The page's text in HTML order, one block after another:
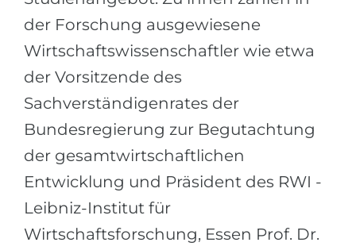
Наши студенты успешно поступают
КОНСУЛЬТАЦИЯ!
ЗАПИСАТЬСЯ НА КОНСУЛЬТАЦИЮ
der Forschung ausgewiesene
Wirtschaftswissenschaftler wie etwa
der Vorsitzende des
Sachverständigenrates der
Bundesregierung zur Begutachtung
der gesamtwirtschaftlichen
Entwicklung und Präsident des RWI -
Leibniz-Institut für
Wirtschaftsforschung, Essen Prof. Dr.